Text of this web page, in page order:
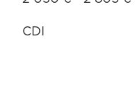
CDI